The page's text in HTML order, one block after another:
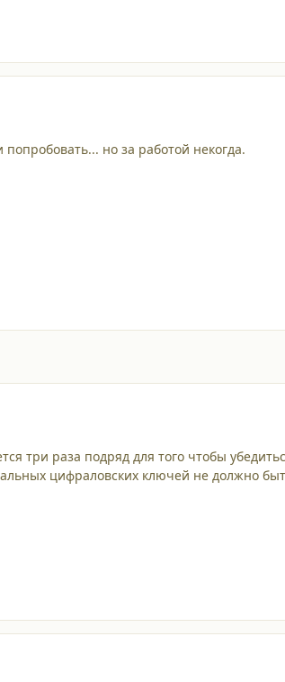
но за работой некогда.
три раза подряд для того чтобы
цифраловских ключей не должно